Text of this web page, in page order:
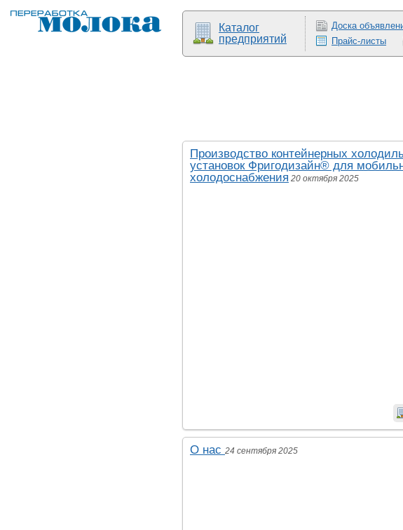
Каталог
предприятий
Доска
Прайс-листы
Производство контейнерных
установок Фригодизайн® для
холодоснабжения 20 октября 2025
О нас 24 сентября 2025